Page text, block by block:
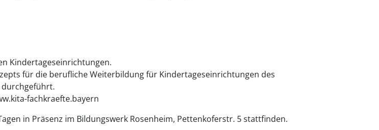
Kindertageseinrichtungen.
für die berufliche Weiterbildung für Kindertageseinrichtungen des
durchgeführt.
fachkraefte.bayern
in Präsenz im Bildungswerk Rosenheim, Pettenkoferstr. 5 stattfinden.